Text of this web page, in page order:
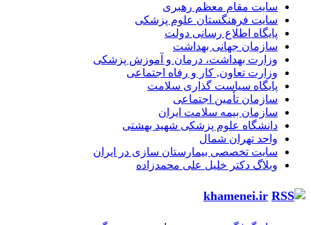
سایت مقام معظم رهبری
سایت فرهنگستان علوم پزشکی
پایگاه اطلاع رسانی دولت
سازمان جهانی بهداشت
وزارت بهداشت، درمان و آموزش پزشکی
وزارت تعاون, کار و رفاه اجتماعی
پایگاه سیاست گذاری سلامت
سازمان تأمین اجتماعی
سازمان بیمه سلامت ایران
دانشگاه علوم پزشکی شهید بهشتی
واحد تهران شمال
سایت تخصصی بیمارستان سازی در ایران
وبلاگ دکتر خلیل علی محمدزاده
khamenei.ir